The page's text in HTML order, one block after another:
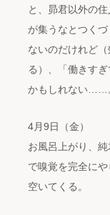
と、昴君以外の
が集うなとつく
ないのだけれど
る）、「働きす
かもしれない……
4月9日（金）
お風呂上がり、
で嗅覚を完全に
空いてくる。